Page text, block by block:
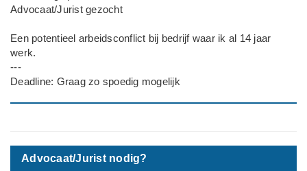
Advocaat/Jurist gezocht
Een potentieel arbeidsconflict bij bedrijf waar ik al 14 jaar
werk.
---
Deadline: Graag zo spoedig mogelijk
Advocaat/Jurist nodig?